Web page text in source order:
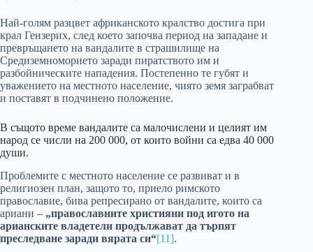
Най-голям разцвет африканското кралство достига при
крал Гензерих, след което започва период на западане и
превръщането на вандалите в страшилище на
Средиземноморието заради пиратството им и
разбойническите нападения. Постепенно те губят и
уважението на местното население, чиято земя заграбват
и поставят в подчинено положение.
В същото време вандалите са малочислени и целият им
народ се числи на 200 000, от които войни са едва 40 000
души.
Проблемите с местното население се развиват и в
религиозен план, защото то, приело римското
православие, бива репресирано от вандалите, които са
ариани – „православните християни под игото на
арианските владетели продължават да търпят
преследване заради вярата си“[11].